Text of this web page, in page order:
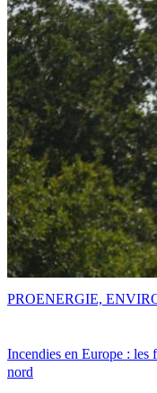
Incendies en Europe : les
nord
PROENERGIE,